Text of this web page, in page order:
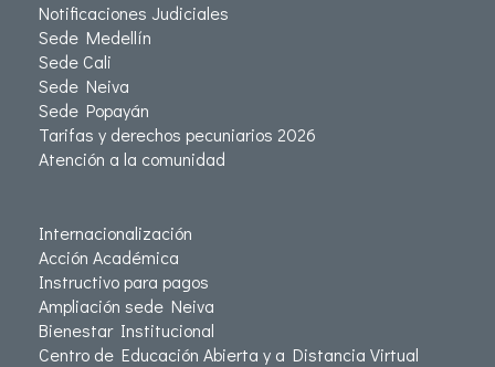
Notificaciones Judiciales
Sede Medellín
Sede Cali
Sede Neiva
Sede Popayán
Tarifas y derechos pecuniarios 2026
Atención a la comunidad
Internacionalización
Acción Académica
Instructivo para pagos
Ampliación sede Neiva
Bienestar Institucional
Centro de Educación Abierta y a Distancia Virtual